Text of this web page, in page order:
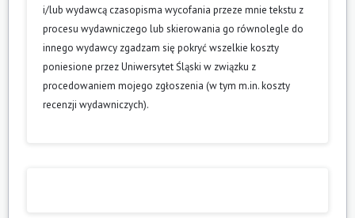
i/lub wydawcą czasopisma wycofania przeze mnie tekstu z
procesu wydawniczego lub skierowania go równolegle do
innego wydawcy zgadzam się pokryć wszelkie koszty
poniesione przez Uniwersytet Śląski w związku z
procedowaniem mojego zgłoszenia (w tym m.in. koszty
recenzji wydawniczych).